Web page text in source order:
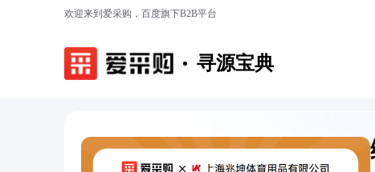
欢迎来到爱采购，百度旗下B2B平台
寻源宝典